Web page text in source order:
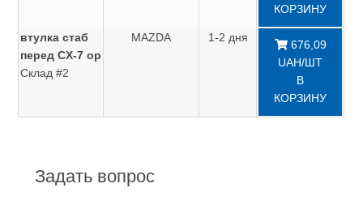
КОРЗИНУ
втулка стаб
перед CX-7 ор
Склад #2
MAZDA 1-2 дня
676,09
UAH/ШТ
В
КОРЗИНУ
Задать вопрос